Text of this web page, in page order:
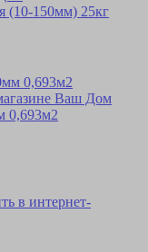
(10-150мм) 25кг
0,693м2